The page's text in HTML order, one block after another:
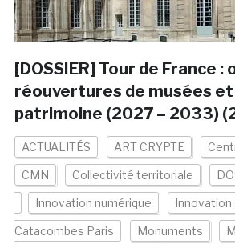
[DOSSIER] Tour de France
réouvertures de musées et
patrimoine (2027 – 2033)
ACTUALITÉS ART CRYPTE
CMN Collectivité territoriale
Innovation numérique Innovation
Catacombes Paris Monuments